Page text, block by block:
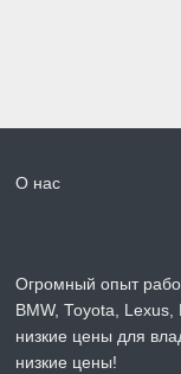
О нас
Огромный опыт
BMW, Toyota, Lexus,
низкие цены для
низкие цены!